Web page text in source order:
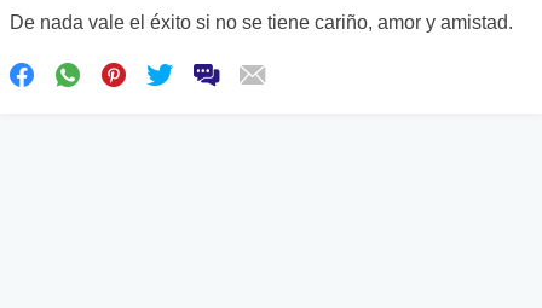
De nada vale el éxito si no se tiene cariño, amor y amistad.